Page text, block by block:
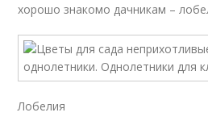
хорошо знакомо дачникам –
Лобелия